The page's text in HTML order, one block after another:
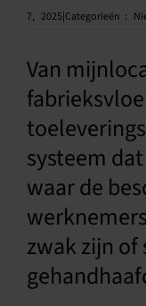
7, 2025|Categorieën :
Van
systeem
waar de
zwak zijn